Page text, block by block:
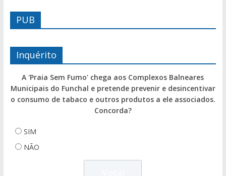
PUB
Inquérito
A 'Praia Sem Fumo' chega aos Complexos Balneares
Municipais do Funchal e pretende prevenir e desincentivar
o consumo de tabaco e outros produtos a ele associados.
Concorda?
SIM
NÃO